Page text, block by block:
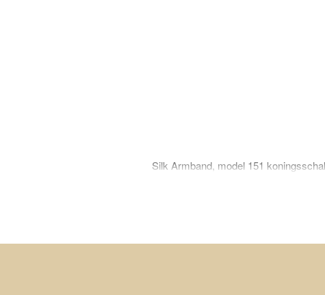
Silk Armband, model 151